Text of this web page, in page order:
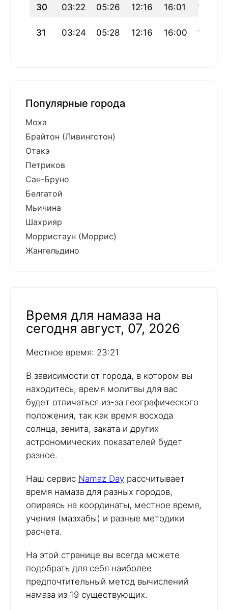
30 03:22 05:26 12:16 16:01 19:06
31 03:24 05:28 12:16 16:00 19:04
Популярные города
Моха
Брайтон (Ливингстон)
Отакэ
Петриков
Сан-Бруно
Белгатой
Мьичина
Шахрияр
Морристаун (Моррис)
Жангельдино
Время для намаза на
сегодня август, 07, 2026
Местное время: 23:21
В зависимости от города, в котором вы
находитесь, время молитвы для вас
будет отличаться из-за географического
положения, так как время восхода
солнца, зенита, заката и других
астрономических показателей будет
разное.
Наш сервис Namaz Day рассчитывает
время намаза для разных городов,
опираясь на координаты, местное время,
учения (мазхабы) и разные методики
расчета.
На этой странице вы всегда можете
подобрать для себя наиболее
предпочтительный метод вычислений
намаза из 19 существующих.